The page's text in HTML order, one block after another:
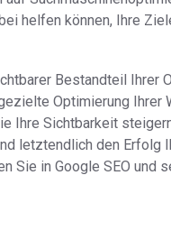
helfen können, Ihre
Bestandteil Ihrer
Optimierung Ihrer
Ihre Sichtbarkeit
letztendlich den Erfolg
Sie in Google SEO und